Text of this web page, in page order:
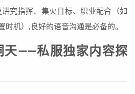
究指挥、集火目标、职业配合（如
时机）,良好的语音沟通是必备的。
天——私服独家内容探